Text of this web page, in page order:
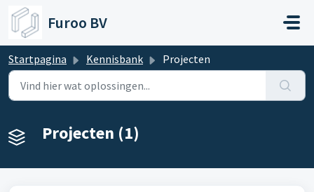
Doorgaan naar hoofdinhoud
Furoo BV
Startpagina Kennisbank Projecten
Projecten (1)